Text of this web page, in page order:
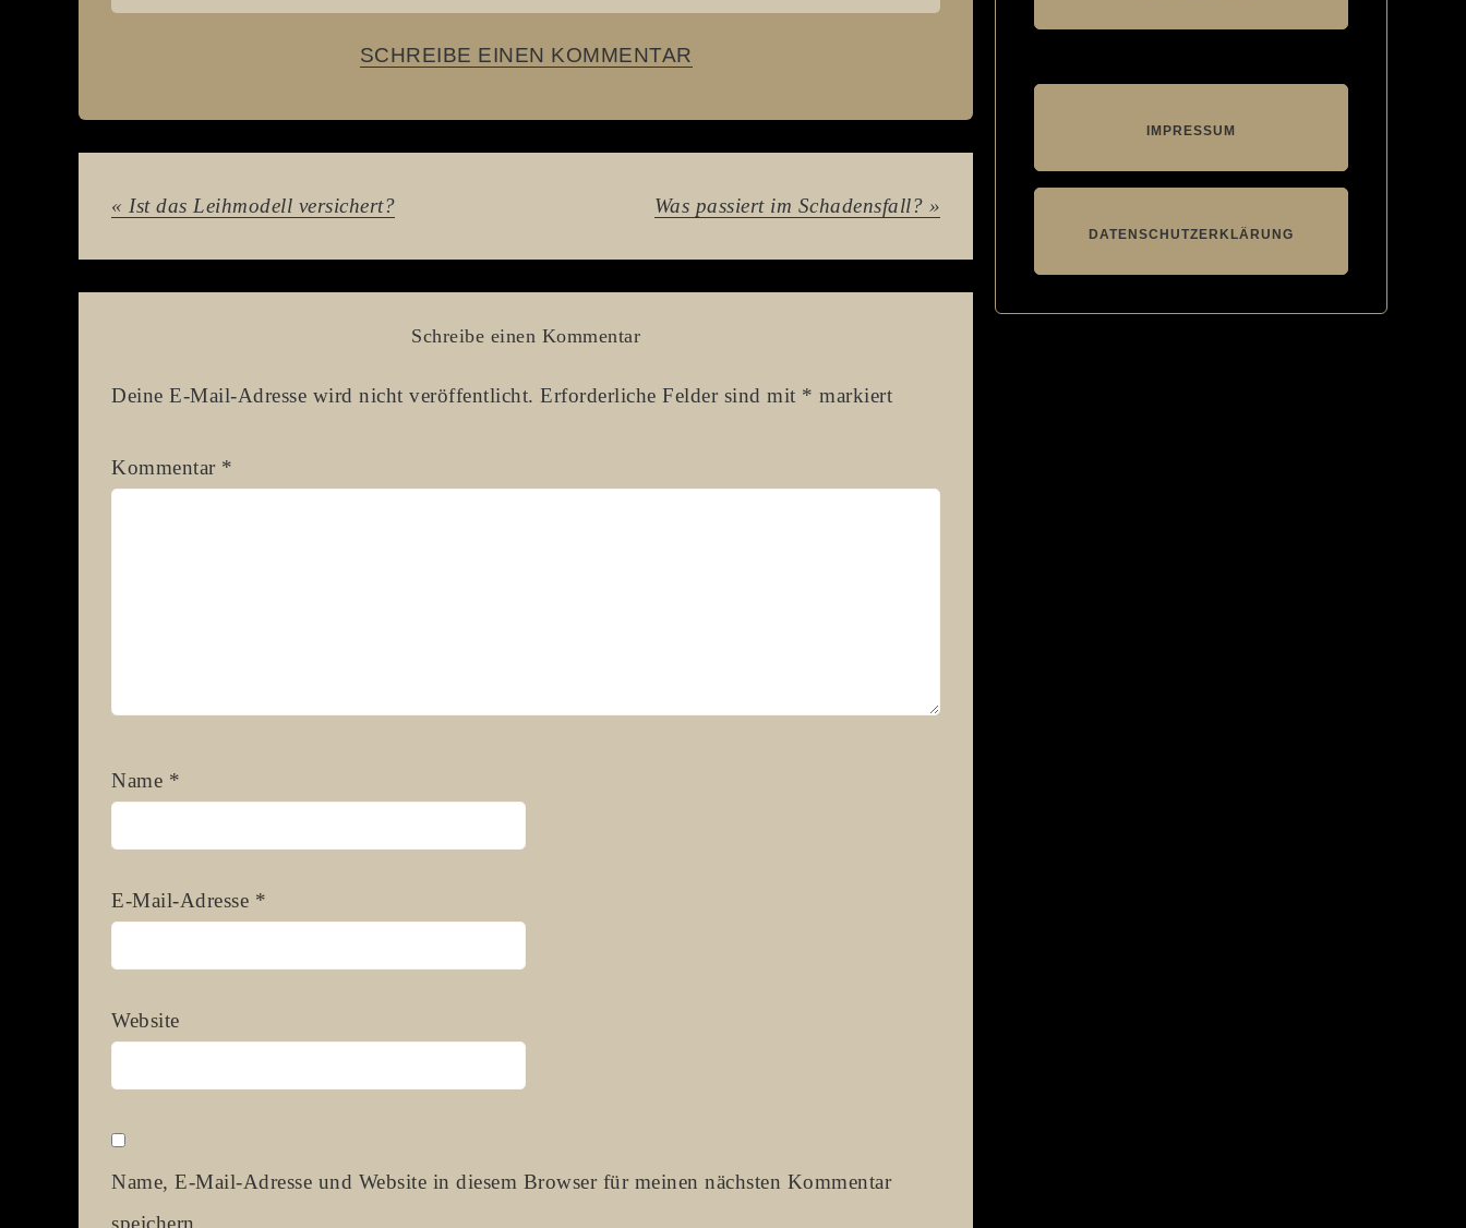
SCHREIBE EINEN KOMMENTAR
« Ist das Leihmodell versichert? Was passiert im Schadensfall? »
Schreibe einen Kommentar
Deine E-Mail-Adresse wird nicht veröffentlicht. Erforderliche Felder sind mit * markiert
Kommentar *
Name *
E-Mail-Adresse *
Website
Name, E-Mail-Adresse und Website in diesem Browser für meinen nächsten Kommentar
speichern.
IMPRESSUM
DATENSCHUTZERKLÄRUNG